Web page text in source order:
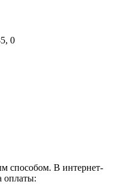
0
способом. В интернет-
оплаты: